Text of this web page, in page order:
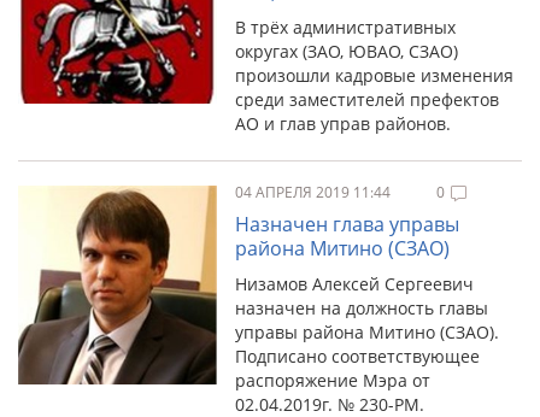
В трёх административных
округах (ЗАО, ЮВАО, СЗАО)
произошли кадровые изменения
среди заместителей префектов
АО и глав управ районов.
04 АПРЕЛЯ 2019 11:44 0
Назначен глава управы
района Митино (СЗАО)
Низамов Алексей Сергеевич
назначен на должность главы
управы района Митино (СЗАО).
Подписано соответствующее
распоряжение Мэра от
02.04.2019г. № 230-РМ.